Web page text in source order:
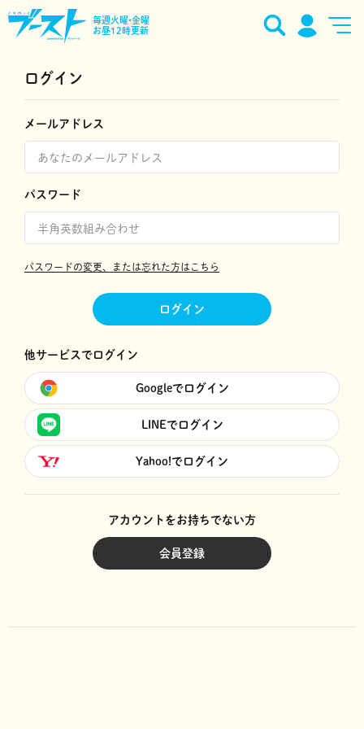
毎週火曜•金曜
お昼12時更新
ログイン
メールアドレス
パスワード
パスワードの変更、または忘れた方はこちら
ログイン
他サービスでログイン
Googleでログイン
LINEでログイン
Yahoo!でログイン
アカウントをお持ちでない方
会員登録